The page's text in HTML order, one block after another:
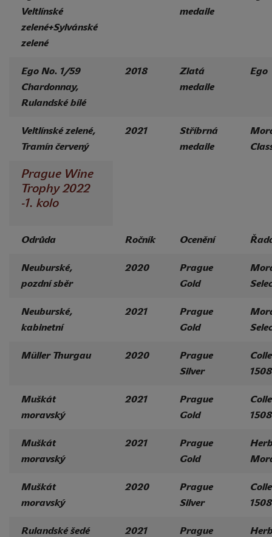
Veltlínské
zelené+Sylvánské
zelené
medaile
Ego No. 1/59
Chardonnay,
Rulandské bílé
2018
Zlatá
medaile
Ego
Veltlínské zelené,
Tramín červený
2021
Stříbrná
medaile
Prague Wine
Trophy 2022
-1. kolo
Odrůda Ročník Ocenění
Neuburské,
pozdní sběr
2020
Prague
Gold
Neuburské,
kabinetní
2021
Prague
Gold
Müller Thurgau 2020
Prague
Silver
Muškát
moravský
2021
Prague
Gold
Muškát
moravský
2021
Prague
Gold
Muškát
moravský
2020
Prague
Silver
Rulandské šedé 2021
Prague